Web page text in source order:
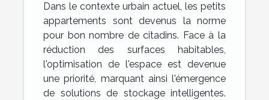
l'espace sans sacrifier le
style
Dans le contexte urbain actuel, les petits
appartements sont devenus la norme
pour bon nombre de citadins. Face à la
réduction des surfaces habitables,
l'optimisation de l'espace est devenue
une priorité, marquant ainsi l'émergence
de solutions de stockage intelligentes.